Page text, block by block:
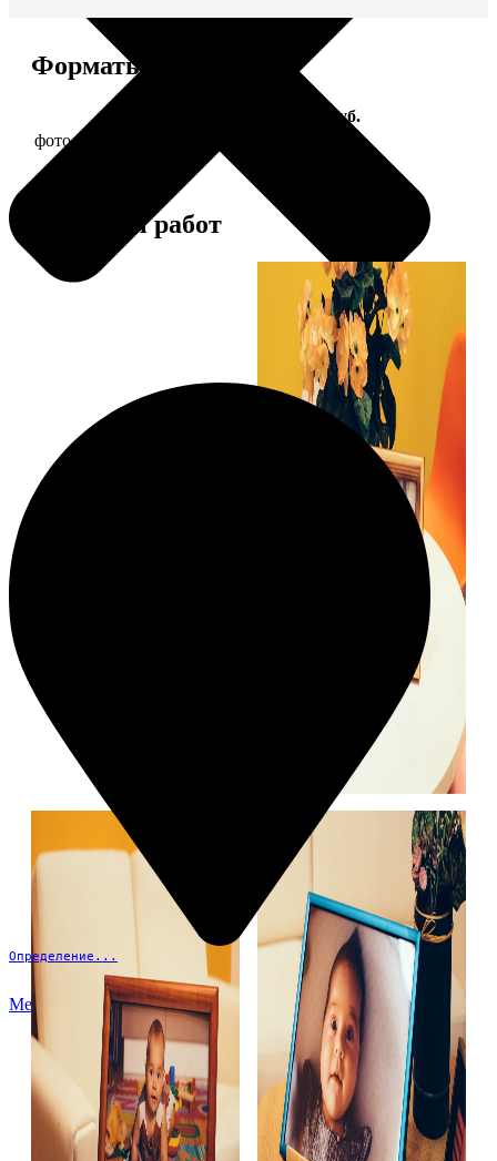
Определение...
Меню
Форматы и цены
Цена, руб.
фото 15х15 в деревянной рамке
Примеры работ